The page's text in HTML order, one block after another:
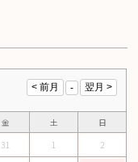
金 土
日
31 1
2